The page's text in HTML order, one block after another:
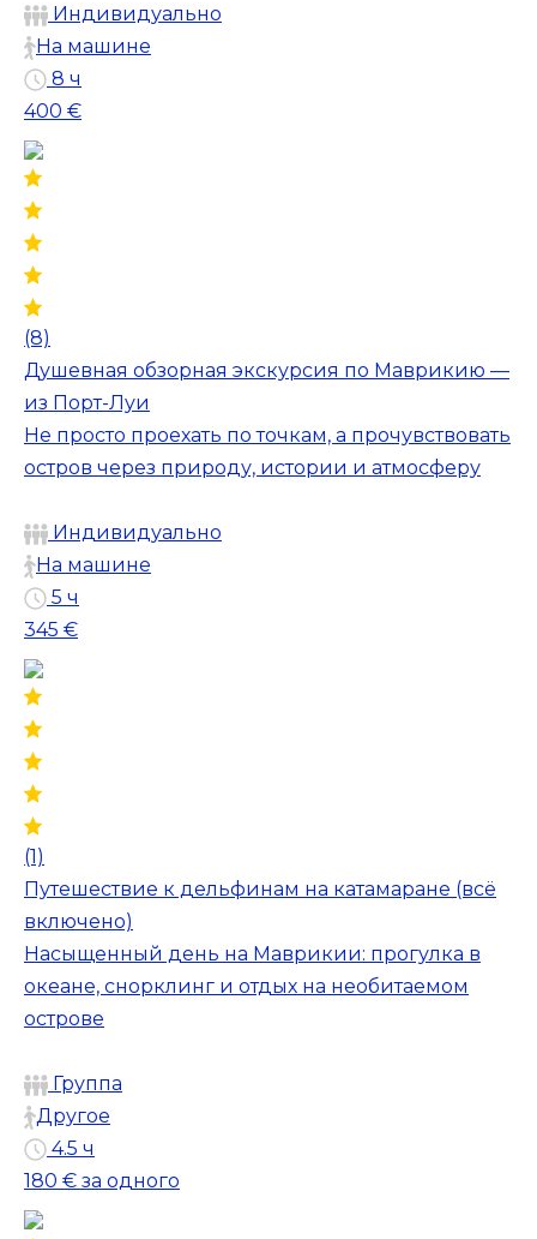
Индивидуально
На машине
8 ч
400 €
(8)
Душевная обзорная экскурсия по Маврикию —
из Порт-Луи
Не просто проехать по точкам, а прочувствовать
остров через природу, истории и атмосферу
Индивидуально
На машине
5 ч
345 €
(1)
Путешествие к дельфинам на катамаране (всё
включено)
Насыщенный день на Маврикии: прогулка в
океане, снорклинг и отдых на необитаемом
острове
Группа
Другое
4.5 ч
180 € за одного